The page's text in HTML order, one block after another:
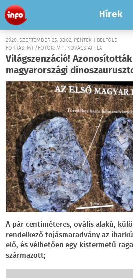
Hírek
2020. SZEPTEMBER 25. 08:02, PÉNTEK | BELFÖLD
FORRÁS: MTI/FOTÓK: MTI/KOVÁCS ATTILA
Világszenzáció!
magyarországi
A pár centiméteres, ovális alakú,
rendelkező tojásmaradvány az
elő, és vélhetően egy kistermetű
származott;